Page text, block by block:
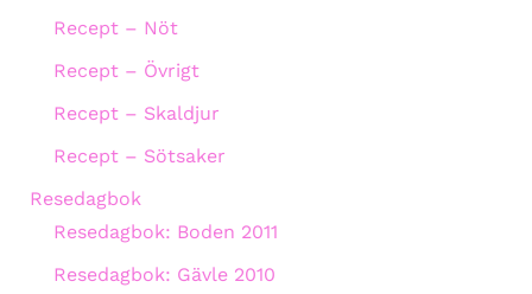
Recept – Nöt
Recept – Övrigt
Recept – Skaldjur
Recept – Sötsaker
Resedagbok
Resedagbok: Boden 2011
Resedagbok: Gävle 2010